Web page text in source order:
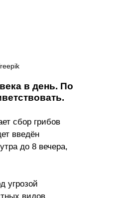
в день. По
сбор грибов
введён
до 8 вечера,
угрозой